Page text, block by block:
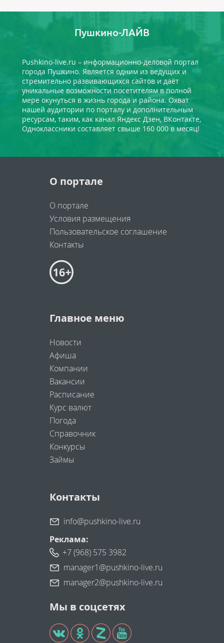
Пушкино-ЛАЙВ
Pushkino-live.ru – информационно-деловой портал
города Пушкино. Является одним из ведущих и
стремительно развивающихся сайтов и даёт
уникальные возможности посетителям в полной
мере окунуться в жизнь города и района. Охват
нашей аудитории по порталу и дополнительным
ресурсам, таким, как канал Яндекс Дзен, ВКонтакте,
Одноклассники составляет свыше 160 000 в месяц!
О портале
О портале
Условия размещения
Пользовательское соглашение
Контакты
Главное меню
Новости
Афиша
Компании
Вакансии
Расписание
Курс валют
Погода
Справочник
Конкурсы
Займы
Контакты
info@pushkino-live.ru
Реклама:
+7 (968) 575 3982
manager1@pushkino-live.ru
manager2@pushkino-live.ru
Мы в соцсетях